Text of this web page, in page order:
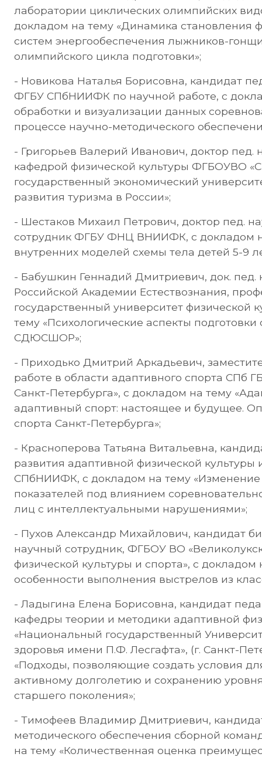
лаборатории циклических олимпийских
докладом на тему «Динамика становления
систем энергообеспечения лыжников-
олимпийского цикла подготовки»;
- Новикова Наталья Борисовна, кандидат
ФГБУ СПбНИИФК по научной работе, с
обработки и визуализации данных
процессе научно-методического
- Григорьев Валерий Иванович, доктор
кафедрой физической культуры ФГБОУВО
государственный экономический
развития туризма в России»;
- Шестаков Михаил Петрович, доктор пед.
сотрудник ФГБУ ФНЦ ВНИИФК, с докладом
внутренних моделей схемы тела детей 5-9
- Бабушкин Геннадий Дмитриевич, док. пед.
Российской Академии Естествознания,
государственный университет физической
тему «Психологические аспекты
СДЮСШОР»;
- Приходько Дмитрий Аркадьевич,
работе в области адаптивного спорта СПб
Санкт-Петербурга», с докладом на тему
адаптивный спорт: настоящее и будущее.
спорта Санкт-Петербурга»;
- Красноперова Татьяна Витальевна,
развития адаптивной физической
СПбНИИФК, с докладом на тему «Изменение
показателей под влиянием
лиц с интеллектуальными нарушениями»;
- Пухов Александр Михайлович, кандидат
научный сотрудник, ФГБОУ ВО
физической культуры и спорта», с
особенности выполнения выстрелов из
- Ладыгина Елена Борисовна, кандидат
кафедры теории и методики адаптивной
«Национальный государственный
здоровья имени П.Ф. Лесгафта», (г. Санкт-
«Подходы, позволяющие создать условия
активному долголетию и сохранению
старшего поколения»;
- Тимофеев Владимир Дмитриевич,
методического обеспечения сборной
на тему «Количественная оценка